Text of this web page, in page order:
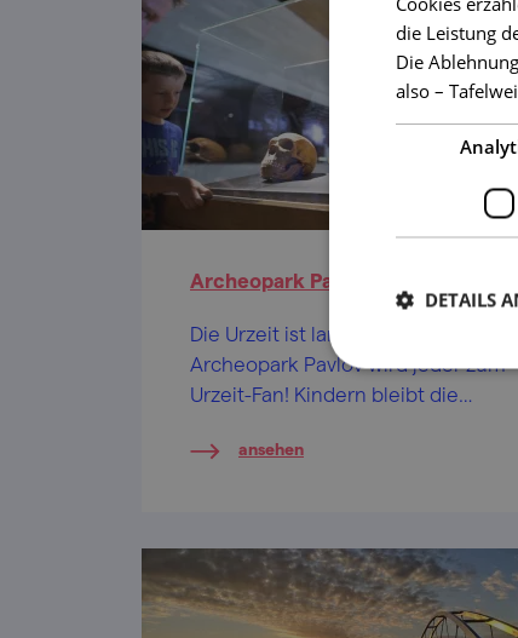
Archeopark Pavlov
Die Urzeit ist langweilig? Im
Archeopark Pavlov wird jeder zum
Urzeit-Fan! Kindern bleibt die
ansehen
die Leistung
Die
also –
DETAILS